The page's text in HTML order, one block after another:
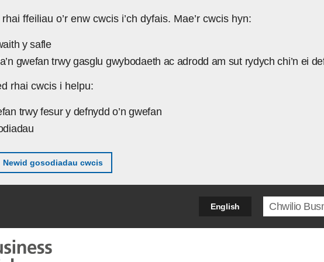
ffeiliau o’r enw cwcis i’ch dyfais. Mae’r cwcis hyn:
y safle
gwefan trwy gasglu gwybodaeth ac adrodd am sut rydych chi’n ei
rhai cwcis i helpu:
trwy fesur y defnydd o’n gwefan
Newid gosodiadau cwcis
English Search